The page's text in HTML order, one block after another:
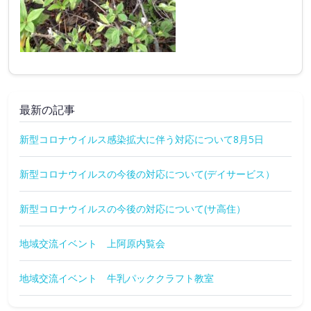
最新の記事
新型コロナウイルス感染拡大に伴う対応について8月5日
新型コロナウイルスの今後の対応について(デイサービス）
新型コロナウイルスの今後の対応について(サ高住）
地域交流イベント 上阿原内覧会
地域交流イベント 牛乳パッククラフト教室